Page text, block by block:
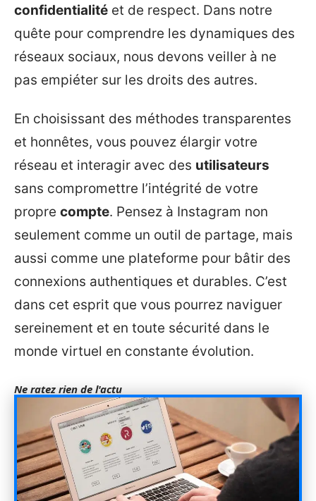
confidentialité et de respect. Dans notre
quête pour comprendre les dynamiques des
réseaux sociaux, nous devons veiller à ne
pas empiéter sur les droits des autres.
En choisissant des méthodes transparentes
et honnêtes, vous pouvez élargir votre
réseau et interagir avec des utilisateurs
sans compromettre l’intégrité de votre
propre compte. Pensez à Instagram non
seulement comme un outil de partage, mais
aussi comme une plateforme pour bâtir des
connexions authentiques et durables. C’est
dans cet esprit que vous pourrez naviguer
sereinement et en toute sécurité dans le
monde virtuel en constante évolution.
Ne ratez rien de l'actu